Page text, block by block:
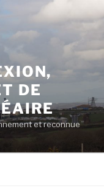
DE
et reconnue